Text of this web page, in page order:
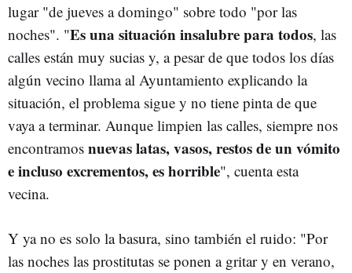
lugar "de jueves a domingo" sobre todo "por las
noches". "Es una situación insalubre para todos, las
calles están muy sucias y, a pesar de que todos los días
algún vecino llama al Ayuntamiento explicando la
situación, el problema sigue y no tiene pinta de que
vaya a terminar. Aunque limpien las calles, siempre nos
encontramos nuevas latas, vasos, restos de un vómito
e incluso excrementos, es horrible", cuenta esta
vecina.
Y ya no es solo la basura, sino también el ruido: "Por
las noches las prostitutas se ponen a gritar y en verano,